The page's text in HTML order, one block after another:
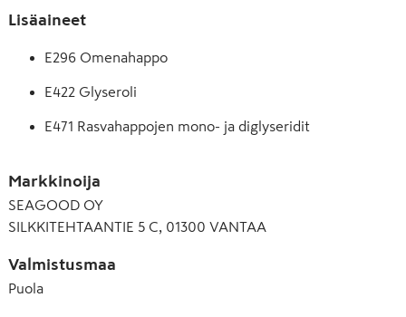
Lisäaineet
E296 Omenahappo
E422 Glyseroli
E471 Rasvahappojen mono- ja diglyseridit
E920 L-kysteiini
Markkinoija
SEAGOOD OY
SILKKITEHTAANTIE 5 C, 01300 VANTAA
Valmistusmaa
Puola